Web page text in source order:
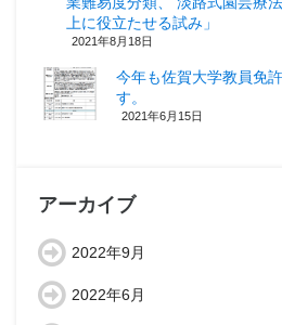
上に役立たせる試み」
2021年8月18日
今年も佐賀大学教員免
す。
2021年6月15日
アーカイブ
2022年9月
2022年6月